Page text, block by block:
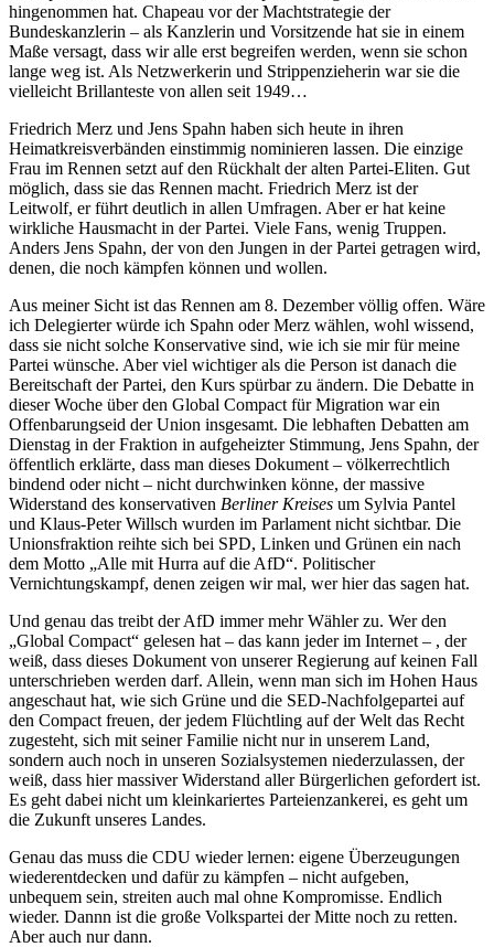
hingenommen hat. Chapeau vor der Machtstrategie der
Bundeskanzlerin – als Kanzlerin und Vorsitzende hat sie in einem
Maße versagt, dass wir alle erst begreifen werden, wenn sie schon
lange weg ist. Als Netzwerkerin und Strippenzieherin war sie die
vielleicht Brillanteste von allen seit 1949…
Friedrich Merz und Jens Spahn haben sich heute in ihren
Heimatkreisverbänden einstimmig nominieren lassen. Die einzige
Frau im Rennen setzt auf den Rückhalt der alten Partei-Eliten. Gut
möglich, dass sie das Rennen macht. Friedrich Merz ist der
Leitwolf, er führt deutlich in allen Umfragen. Aber er hat keine
wirkliche Hausmacht in der Partei. Viele Fans, wenig Truppen.
Anders Jens Spahn, der von den Jungen in der Partei getragen wird,
denen, die noch kämpfen können und wollen.
Aus meiner Sicht ist das Rennen am 8. Dezember völlig offen. Wäre
ich Delegierter würde ich Spahn oder Merz wählen, wohl wissend,
dass sie nicht solche Konservative sind, wie ich sie mir für meine
Partei wünsche. Aber viel wichtiger als die Person ist danach die
Bereitschaft der Partei, den Kurs spürbar zu ändern. Die Debatte in
dieser Woche über den Global Compact für Migration war ein
Offenbarungseid der Union insgesamt. Die lebhaften Debatten am
Dienstag in der Fraktion in aufgeheizter Stimmung, Jens Spahn, der
öffentlich erklärte, dass man dieses Dokument – völkerrechtlich
bindend oder nicht – nicht durchwinken könne, der massive
Widerstand des konservativen Berliner Kreises um Sylvia Pantel
und Klaus-Peter Willsch wurden im Parlament nicht sichtbar. Die
Unionsfraktion reihte sich bei SPD, Linken und Grünen ein nach
dem Motto „Alle mit Hurra auf die AfD“. Politischer
Vernichtungskampf, denen zeigen wir mal, wer hier das sagen hat.
Und genau das treibt der AfD immer mehr Wähler zu. Wer den
„Global Compact“ gelesen hat – das kann jeder im Internet – , der
weiß, dass dieses Dokument von unserer Regierung auf keinen Fall
unterschrieben werden darf. Allein, wenn man sich im Hohen Haus
angeschaut hat, wie sich Grüne und die SED-Nachfolgepartei auf
den Compact freuen, der jedem Flüchtling auf der Welt das Recht
zugesteht, sich mit seiner Familie nicht nur in unserem Land,
sondern auch noch in unseren Sozialsystemen niederzulassen, der
weiß, dass hier massiver Widerstand aller Bürgerlichen gefordert ist.
Es geht dabei nicht um kleinkariertes Parteienzankerei, es geht um
die Zukunft unseres Landes.
Genau das muss die CDU wieder lernen: eigene Überzeugungen
wiederentdecken und dafür zu kämpfen – nicht aufgeben,
unbequem sein, streiten auch mal ohne Kompromisse. Endlich
wieder. Dannn ist die große Volkspartei der Mitte noch zu retten.
Aber auch nur dann.